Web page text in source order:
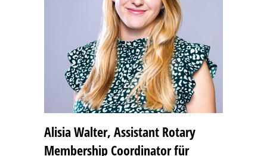
Alisia Walter, Assistant Rotary
Membership Coordinator für